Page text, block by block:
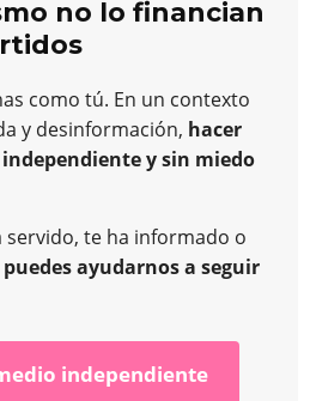
no lo financian
como tú. En un contexto
y desinformación, hacer
y sin miedo
servido, te ha informado o
puedes ayudarnos a seguir
independiente